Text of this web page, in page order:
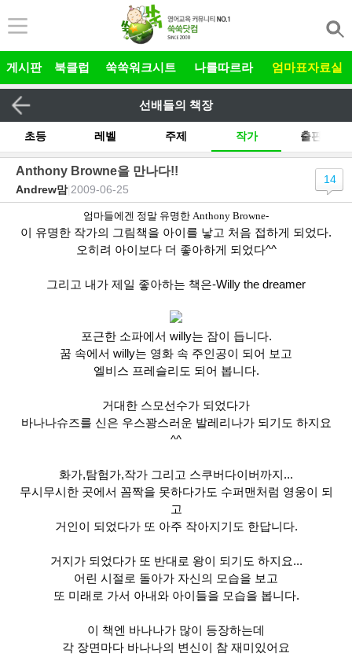
게시판 북클럽 쑥쑥워크시트 나를따르라 엄마표자료실
선배들의 책장
초등 레벨 주제 작가 출판사
전체 그림책 릴레이
Anthony Browne을 만나다!!
Andrew맘| 2009-06-25
14
엄마들에겐 정말 유명한 Anthony Browne-
이 유명한 작가의 그림책을 아이를 낳고 처음 접하게 되었다.
오히려 아이보다 더 좋아하게 되었다^^
그리고 내가 제일 좋아하는 책은-Willy the dreamer
포근한 소파에서 willy는 잠이 듭니다.
꿈 속에서 willy는 영화 속 주인공이 되어 보고
엘비스 프레슬리도 되어 봅니다.
거대한 스모선수가 되었다가
바나나슈즈를 신은 우스꽝스러운 발레리나가 되기도 하지요
^^
화가,탐험가,작가 그리고 스쿠버다이버까지...
무시무시한 곳에서 꼼짝을 못하다가도 수퍼맨처럼 영웅이 되
고
거인이 되었다가 또 아주 작아지기도 한답니다.
거지가 되었다가 또 반대로 왕이 되기도 하지요...
어린 시절로 돌아가 자신의 모습을 보고
또 미래로 가서 아내와 아이들을 모습을 봅니다.
이 책엔 바나나가 많이 등장하는데
각 장면마다 바나나의 변신이 참 재미있어요